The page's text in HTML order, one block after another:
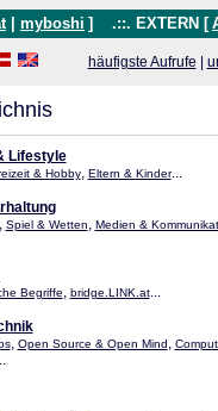
myboshi ] .::. EXTERN [
häufigste Aufrufe
Lifestyle
& Hobby, Eltern & Kinder...
, Spiel & Wetten, Medien &
Begriffe, bridge.LINK.at...
, Open Source & Open Mind,